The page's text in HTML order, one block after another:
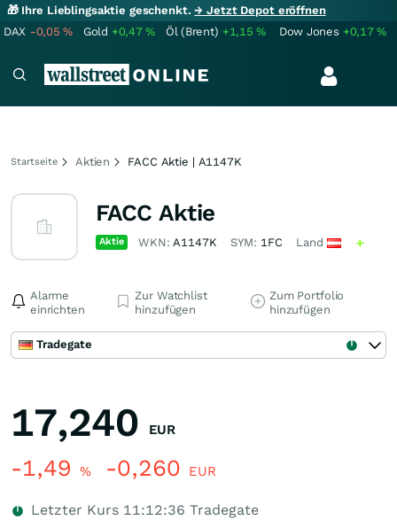
🎁 Ihre Lieblingsaktie geschenkt.→ Jetzt Depot eröffnen
DAX -0,05% Gold +0,47% Öl (Brent) +1,15% Dow Jones +0,17%
Startseite Aktien FACC Aktie | A1147K
FACC Aktie
Aktie WKN:A1147K SYM: 1FC Land
Alarme
einrichten
Zur Watchlist
hinzufügen
Zum Portfolio
hinzufügen
Tradegate
17,240 EUR
-1,49 % -0,260 EUR
Letzter Kurs 11:12:36 Tradegate